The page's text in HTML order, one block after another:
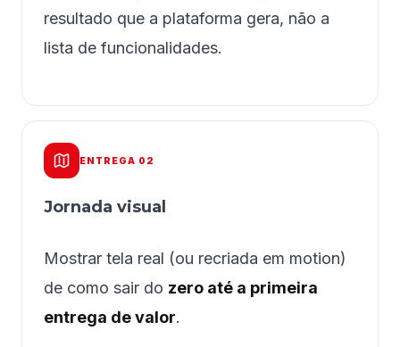
resultado que a plataforma gera, não a
lista de funcionalidades.
ENTREGA 02
Jornada visual
Mostrar tela real (ou recriada em motion)
de como sair do zero até a primeira
entrega de valor.